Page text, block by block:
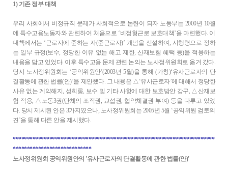
1) 기존 정부 대책
우리 사회에서 비정규직 문제가 사회적으로 논란이 되자 노동부는 2000년 10월
에 특수고용노동자와 관련하여 처음으로 ‘비정형근로 보호대책’을 마련했다. 이
대책에서는 ‘근로자에 준하는 자(준근로자)’ 개념을 신설하여, 시행령으로 정하
는 일부 규정(보수, 정당한 이유 없는 해고 제한, 산재보험 혜택 등)을 적용하는
내용을 담고 있었다. 이후 특수고용 문제 관련 논의는 노사정위원회로 옮겨 갔다.
당시 노사정위원회는 ‘공익위원안’(2003년 5월)을 통해 (가칭)‘유사근로자의 단
결활동에 관한 법률(안)’을 제안했다. 그 내용은 △‘유사근로자’에 대해서 정당한
사유 없는 계약해지, 성희롱, 보수 및 기타 사항에 대한 보호방안 강구, △산재보
험 적용, △노동3권(단체의 조직권, 교섭권, 협약체결권 부여) 등을 다루고 있었
다. 당시 제시된 안은 3가지였으나, 노사정위원회는 2005년 5월 ‘공익위원 검토의
견’을 통해 다른 안을 제시했다.
************************************************************************
****************************
노사정위원회 공익위원안의 '유사근로자의 단결활동에 관한 법률(안)'